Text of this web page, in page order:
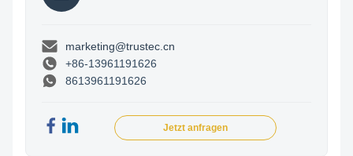
marketing@trustec.cn
+86-13961191626
8613961191626
Jetzt anfragen